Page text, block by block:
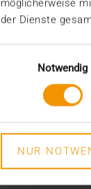
möglicherweise
der Dienste
Notwendig
NUR